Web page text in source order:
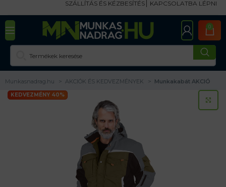
SZÁLLÍTÁS ÉS KÉZBESÍTÉS KAPCSOLATBA LÉPNI
0
Munkasnadrag.hu AKCIÓK ÉS KEDVEZMÉNYEK Munkakabát AKCIÓ
KEDVEZMÉNY 40%